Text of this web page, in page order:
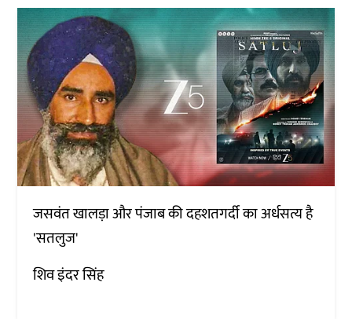
जसवंत खालड़ा और पंजाब की दहशतगर्दी का अर्धसत्य है
'सतलुज'
शिव इंदर सिंह